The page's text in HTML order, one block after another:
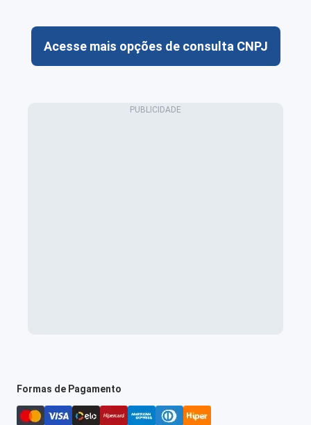
Acesse mais opções de consulta CNPJ
Formas de Pagamento